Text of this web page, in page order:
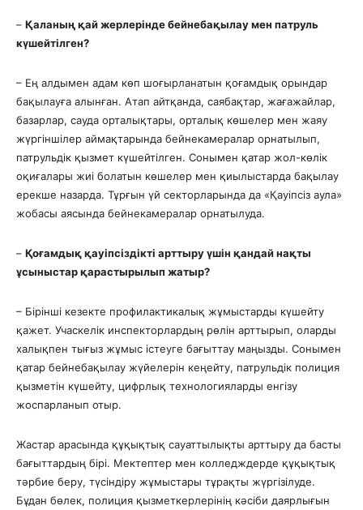
– Қаланың қай жерлерінде бейнебақылау мен патруль
күшейтілген?
– Ең алдымен адам көп шоғырланатын қоғамдық орындар
бақылауға алынған. Атап айтқанда, саябақтар, жағажайлар,
базарлар, сауда орталықтары, орталық көшелер мен жаяу
жүргіншілер аймақтарында бейнекамералар орнатылып,
патрульдік қызмет күшейтілген. Сонымен қатар жол-көлік
оқиғалары жиі болатын көшелер мен қиылыстарда бақылау
ерекше назарда. Тұрғын үй секторларында да «Қауіпсіз аула»
жобасы аясында бейнекамералар орнатылуда.
– Қоғамдық қауіпсіздікті арттыру үшін қандай нақты
ұсыныстар қарастырылып жатыр?
– Бірінші кезекте профилактикалық жұмыстарды күшейту
қажет. Учаскелік инспекторлардың рөлін арттырып, оларды
халықпен тығыз жұмыс істеуге бағыттау маңызды. Сонымен
қатар бейнебақылау жүйелерін кеңейту, патрульдік полиция
қызметін күшейту, цифрлық технологияларды енгізу
жоспарланып отыр.
Жастар арасында құқықтық сауаттылықты арттыру да басты
бағыттардың бірі. Мектептер мен колледждерде құқықтық
тәрбие беру, түсіндіру жұмыстары тұрақты жүргізілуде.
Бұдан бөлек, полиция қызметкерлерінің кәсіби даярлығын